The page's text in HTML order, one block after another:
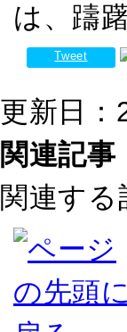
は、躊
Tweet
更新日：
関連記事
関連する